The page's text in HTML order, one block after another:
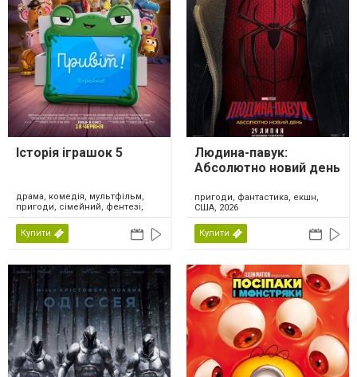
Історія іграшок 5
драма, комедія, мультфільм,
пригоди, сімейний, фентезі,
США, 2026
Купити
Людина-павук:
Абсолютно новий день
пригоди, фантастика, екшн,
США, 2026
Купити